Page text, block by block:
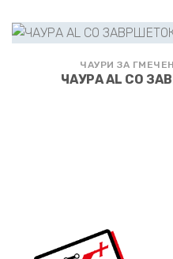
ЧАУРИ ЗА
ЧАУРА AL СО